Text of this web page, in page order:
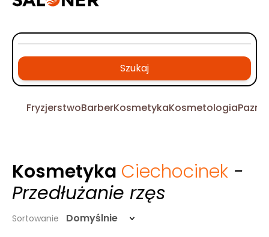
Szukaj
FryzjerstwoBarberKosmetykaKosmetologia
Kosmetyka Ciechocinek -
Przedłużanie rzęs
Sortowanie Domyślnie